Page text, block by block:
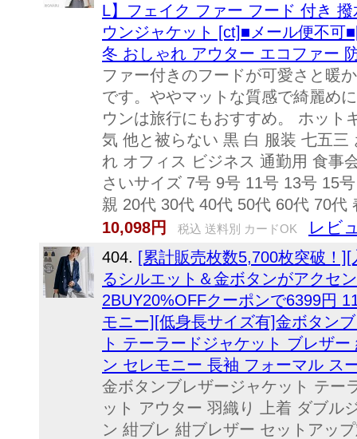
L】フェイク ファー フード 付き
ウンジャケット [ct]■メール便不可
冬 おしゃれ アウター エコファー
ファー付きのフードが可愛さと暖
です。ややマットな質感で綺麗め
ウンは旅行にもおすすめ。 ホット
気 他と被らない 黒 白 服装 七五
れ オフィス ビジネス 通勤用 食事
さいサイズ 7号 9号 11号 13号 15
親 20代 30代 40代 50代 60代 70代
10,098円
税込 送料別 カードOK レビ
404. [累計販売枚数5,700枚突破！
るシルエット＆金ボタンがアクセ
2BUY20%OFFクーポンで6399円
モニー][低身長サイズ有]金ボタン
ト テーラードジャケット ブレザ
ン セレモニー 長袖 フォーマル ス
金ボタンブレザージャケット テー
ット アウター 羽織り 上着 ダブル
ン 紺ブレ 紺ブレザー セットアッ